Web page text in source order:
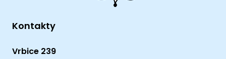
Kontakty
Vrbice 239